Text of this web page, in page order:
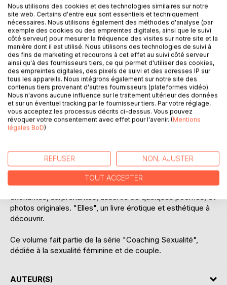
Laisser un avis
DESCRIPTION
Elles ! Des femmes courageuses et libres qui ont choisi de
vivre intensément leurs désirs et leurs plaisirs : pour oser
leur propre aventure, réaliser leur destin, épanouir leur
parfois au risque de leur vie...
Ce recueil de multiples situations sensuelles vécues par
"Elles" allie la narration d'aventures sensuelles troublantes,
excitantes, surprenantes, assortie de quelques poèmes, et
photos originales. "Elles", un livre érotique et esthétique à
découvrir.
Ce volume fait partie de la série "Coaching Sexualité",
dédiée à la sexualité féminine et de couple.
AUTEUR(S)
Nous utilisons des cookies et des technologies similaires sur notre
site web. Certains d'entre eux sont essentiels et techniquement
nécessaires. Nous utilisons également des méthodes d'analyse (par
exemple des cookies ou des empreintes digitales, ainsi que le suivi
côté serveur) pour mesurer la fréquence des visites sur notre site et la
manière dont il est utilisé. Nous utilisons des technologies de suivi à
des fins de marketing et recourons à cet effet au suivi côté serveur
ainsi qu'à des fournisseurs tiers, ce qui permet d'utiliser des cookies,
des empreintes digitales, des pixels de suivi et des adresses IP sur
tous les appareils. Nous intégrons également sur notre site des
contenus tiers provenant d'autres fournisseurs (plateformes vidéo).
Nous n'avons aucune influence sur le traitement ultérieur des données
et sur un éventuel tracking par le fournisseur tiers. Par votre réglage,
vous acceptez les processus décrits ci-dessus. Vous pouvez
révoquer votre consentement avec effet pour l'avenir. (Mentions
légales BoD)
REFUSER NON, AJUSTER
TOUT ACCEPTER